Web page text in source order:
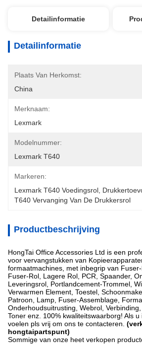
Detailinformatie
Detailinformatie
Plaats Van Herkomst:
China
Merknaam:
Lexmark
Modelnummer:
Lexmark T640
Markeren:
Lexmark T640 Voedingsrol
T640 Vervanging Van De Drukkersrol
Productbeschrijving
HongTai Office Accessories Ltd is een
voor vervangstukken van
formaatmachines, met inbegrip van
Fuser-Rol, Lagere Rol, PCR, Spaander,
Leveringsrol, Portlandcement-Trommel,
Verwarmen Element, Toestel,
Patroon, Lamp, Fuser-Assemblage,
Onderhoudsuitrusting, Webrol,
Toner enz. 100% kwaliteitswaarborg! Als
voelen pls vrij om ons te contacteren.
hongtaipartspunt)
Sommige van onze heet verkopen